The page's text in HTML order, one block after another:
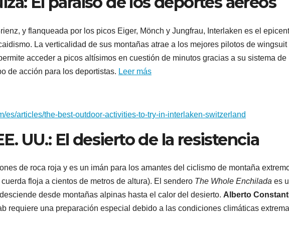
y flanqueada por los picos Eiger, Mönch y Jungfrau, Interlaken es el
La verticalidad de sus montañas atrae a los mejores pilotos de wingsuit
acceder a picos altísimos en cuestión de minutos gracias a su sistema de
de acción para los deportistas. Leer más
es/articles/the-best-outdoor-activities-to-try-in-interlaken-switzerland
UU.: El desierto de la resistencia
de roca roja y es un imán para los amantes del ciclismo de montaña
floja a cientos de metros de altura). El sendero The Whole Enchilada es
desde montañas alpinas hasta el calor del desierto. Alberto
requiere una preparación especial debido a las condiciones climáticas